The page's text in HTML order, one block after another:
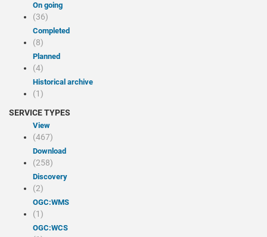
On going
(36)
Completed
(8)
Planned
(4)
Historical archive
(1)
SERVICE TYPES
view
(467)
Download
(258)
discovery
(2)
OGC:WMS
(1)
OGC:WCS